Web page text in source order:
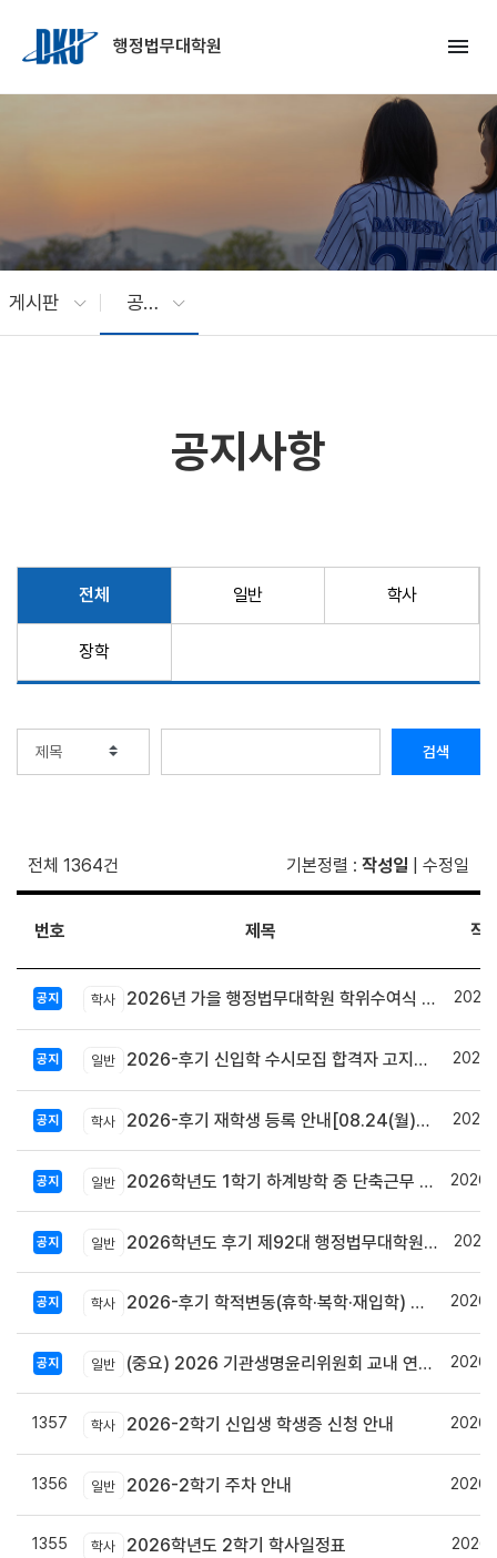
행정법무대학원
menu
게시판 공지사항
공지사항
전체 일반 학사
장학
검색
전체 1364건 기본정렬 : 작성일 수정일
번호 제목 작
공지 학사 2026년 가을 행정법무대학원 학위수여식 안내
공지 일반 2026-후기 신입학 수시모집 합격자 고지서 출력 및 등록안내
공지 학사 2026-후기 재학생 등록 안내[08.24(월)~08.27(목)]
공지 일반 2026학년도 1학기 하계방학 중 단축근무 및 집중휴무제 시행 안내
공지 일반 2026학년도 후기 제92대 행정법무대학원 총학생회장 당선자 공고
공지 학사 2026-후기 학적변동(휴학·복학·재입학) 안내
공지 일반 (중요) 2026 기관생명윤리위원회 교내 연구자 교육 사전신청 안내
1357 학사 2026-2학기 신입생 학생증 신청 안내
1356 일반 2026-2학기 주차 안내
1355 학사 2026학년도 2학기 학사일정표